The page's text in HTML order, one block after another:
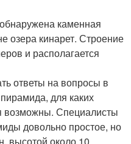
каменная
озера кинарет. Строение
и располагается
ответы на вопросы в
для каких
возможны. Специалисты
довольно простое, но